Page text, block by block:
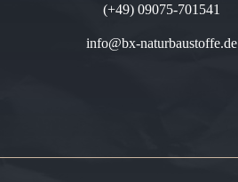
(+49) 09075-701541
info@bx-naturbaustoffe.de